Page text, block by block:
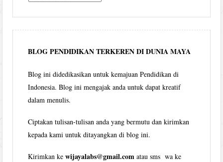
per
bulan
BLOG PENDIDIKAN TERKEREN DI DUNIA MAYA
Blog ini didedikasikan untuk kemajuan Pendidikan di
Indonesia. Blog ini mengajak anda untuk dapat kreatif
dalam menulis.
Ciptakan tulisan-tulisan anda yang bermutu dan kirimkan
kepada kami untuk ditayangkan di blog ini.
Kirimkan kewijayalabs@gmail.com atau sms wa ke